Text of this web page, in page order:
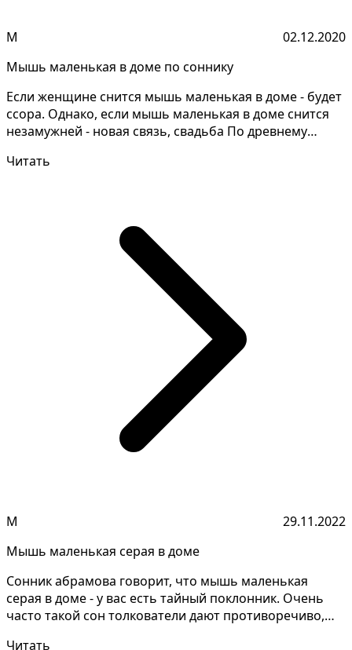
М
02.12.2020
Мышь маленькая в доме по соннику
Если женщине снится мышь маленькая в доме - будет
ссора. Однако, если мышь маленькая в доме снится
незамужней - новая связь, свадьба По древнему
Читать
М
29.11.2022
Мышь маленькая серая в доме
Сонник абрамова говорит, что мышь маленькая
серая в доме - у вас есть тайный поклонник. Очень
часто такой сон толкователи дают противоречиво,
Читать